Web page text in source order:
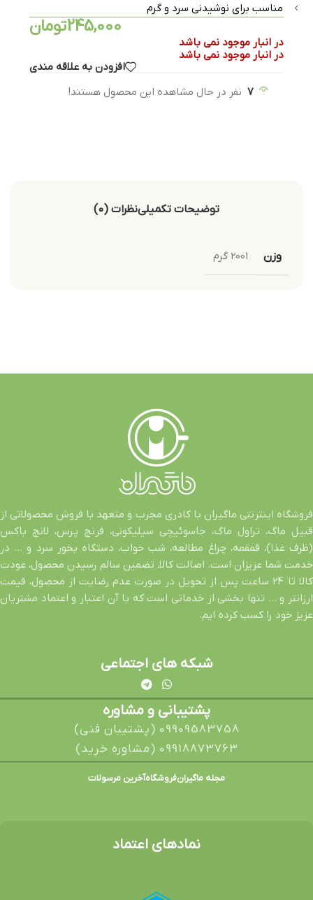
مناسب برای نوشیدنی سرد و گرم
245,000تومان
در انبار موجود نمی باشد
در انبار موجود نمی باشد
افزودن به علاقه مندی
7 نفر در حال مشاهده این محصول هستند!
توضیحات تکمیلینظرات (0)
وزن 2001 گرم
فروشگاه اینترنتی ماگیران با کادری مجرب و متعهد با فروش محصولاتی از
قبیل ماگ، تراول ماگ، جاسوئیچی سیلیکونی، فرنچ پرس، لانچ باکس
(ظرف غذا)، قمقمه، چراغ مطالعه، شب خواب، دستگاه بخور سرد و … در
خدمت شما عزیزان است. اصالت کالا، تضمین سالم رسیدن محصول، عودت
کالا تا 24 ساعت پس از تحویل در صورت عدم رضایت از محصول، قیمت
ارزانتر و … تنها بخشی از خدماتی است که با آن اعتبار و اعتماد مشتریان
عزیز خود را کسب کرده ایم.
شبکه های اجتماعی
پشتیبانی و مشاوره
09909583758 (پشتیبان فنی)
09918873763 (مشاوره خرید)
مجله ماگیرانفروشگاهآخرین مرسولات
نمادهای اعتماد